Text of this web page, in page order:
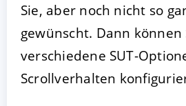
Sie, aber noch nicht so
gewünscht. Dann können
verschiedene SUT-
Scrollverhalten